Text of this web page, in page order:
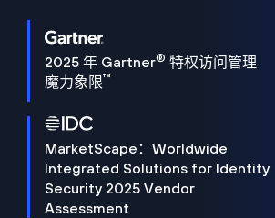
2025 年 Gartner® 特权访问管理
魔力象限™
MarketScape：Worldwide
Integrated Solutions for Identity
Security 2025 Vendor
Assessment